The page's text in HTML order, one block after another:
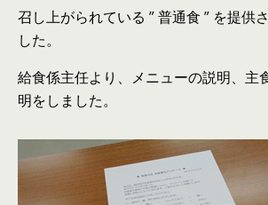
召し上がられている ” 普通食 ” を提供
した。
給食係主任より、メニューの説明、主
明をしました。